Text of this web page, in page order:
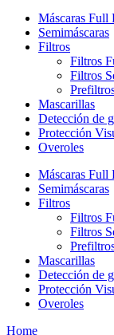
Máscaras Full
Semimáscaras
Filtros
Filtros
Filtros
Mascarillas
Detección de
Protección
Overoles
Máscaras Full
Semimáscaras
Filtros
Filtros
Filtros
Mascarillas
Detección de
Protección
Overoles
Home